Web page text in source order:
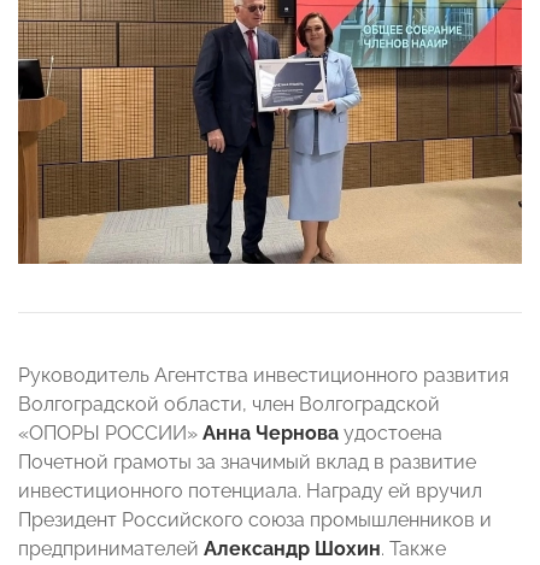
Руководитель Агентства инвестиционного развития
Волгоградской области, член Волгоградской
«ОПОРЫ РОССИИ» Анна Чернова удостоена
Почетной грамоты за значимый вклад в развитие
инвестиционного потенциала. Награду ей вручил
Президент Российского союза промышленников и
предпринимателей Александр Шохин. Также